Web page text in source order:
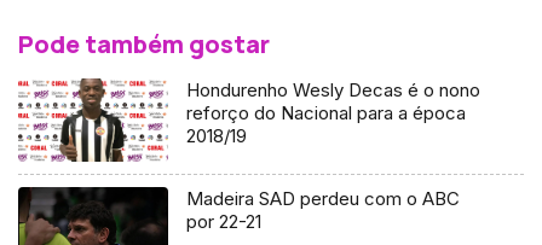
Pode também gostar
Hondurenho Wesly Decas é o nono
reforço do Nacional para a época
2018/19
Madeira SAD perdeu com o ABC
por 22-21